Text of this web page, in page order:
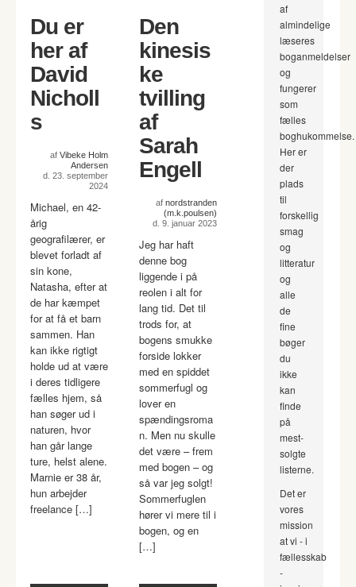
Du er
her af
David
Nicholl
s
af Vibeke Holm
Andersen
d. 23. september
2024
Michael, en 42-
årig
geografilærer, er
blevet forladt af
sin kone,
Natasha, efter at
de har kæmpet
for at få et barn
sammen. Han
kan ikke rigtigt
holde ud at være
i deres tidligere
fælles hjem, så
han søger ud i
naturen, hvor
han går lange
ture, helst alene.
Marnie er 38 år,
hun arbejder
freelance […]
Den
kinesis
ke
tvilling
af
Sarah
Engell
af nordstranden
(m.k.poulsen)
d. 9. januar 2023
Jeg har haft
denne bog
liggende i på
reolen i alt for
lang tid. Det til
trods for, at
bogens smukke
forside lokker
med en spiddet
sommerfugl og
lover en
spændingsroma
n. Men nu skulle
det være – frem
med bogen – og
så var jeg solgt!
Sommerfuglen
hører vi mere til i
bogen, og en
[…]
af
almindelige
læseres
boganmeldelser
og
fungerer
som
fælles
boghukommelse.
Her er
der
plads
til
forskellig
smag
og
litteratur
og
alle
de
fine
bøger
du
ikke
kan
finde
på
mest-
solgte
listerne.
Det er
vores
mission
at vi - i
fællesskab
-